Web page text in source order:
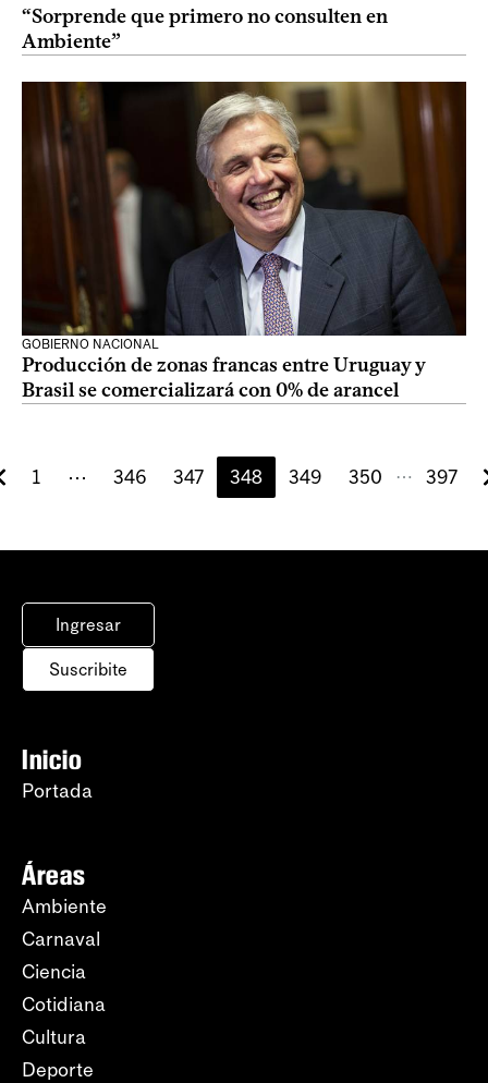
“Sorprende que primero no consulten en
Ambiente”
GOBIERNO NACIONAL
Producción de zonas francas entre Uruguay y
Brasil se comercializará con 0% de arancel
1 ⋯ 346 347 348 349 350 ⋯ 397
Ingresar
Suscribite
Inicio
Portada
Áreas
Ambiente
Carnaval
Ciencia
Cotidiana
Cultura
Deporte